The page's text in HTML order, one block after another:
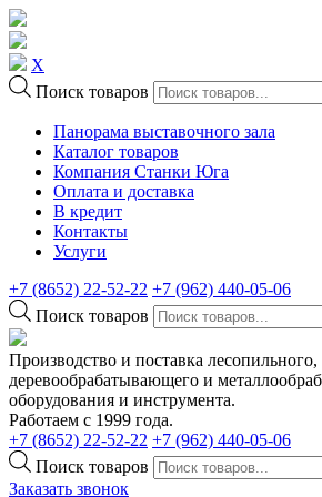
X
Поиск товаров
Панорама выставочного зала
Каталог товаров
Компания Станки Юга
Оплата и доставка
В кредит
Контакты
Услуги
+7 (8652) 22-52-22 +7 (962) 440-05-06
Поиск товаров
Производство и поставка лесопильного,
деревообрабатывающего и
оборудования и инструмента.
Работаем с 1999 года.
+7 (8652) 22-52-22 +7 (962) 440-05-06
Поиск товаров
Заказать звонок